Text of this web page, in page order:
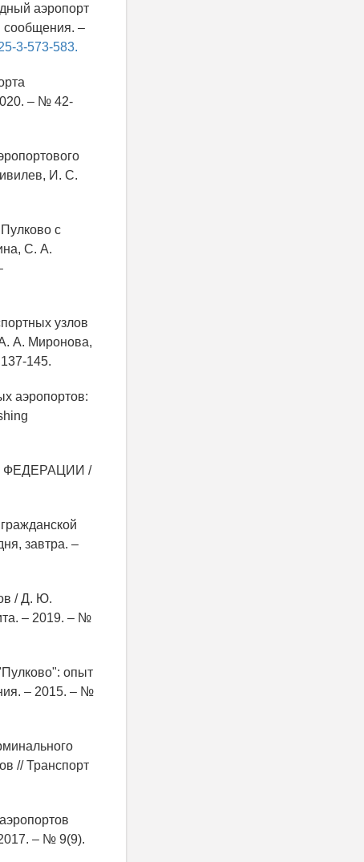
аэропорт
сообщения. –
3-573-583.
– № 42-
И. С.
с
С. А.
узлов
А. Миронова,
145.
аэропортов:
ФЕДЕРАЦИИ /
завтра. –
/ Д. Ю.
– 2019. – №
опыт
– 2015. – №
// Транспорт
– № 9(9).